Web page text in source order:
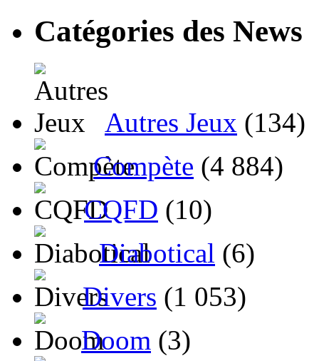
Catégories des News
Autres Jeux (134)
Compète (4 884)
CQFD (10)
Diabotical (6)
Divers (1 053)
Doom (3)